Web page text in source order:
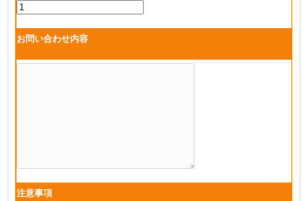
お問い合わせ内容
注意事項